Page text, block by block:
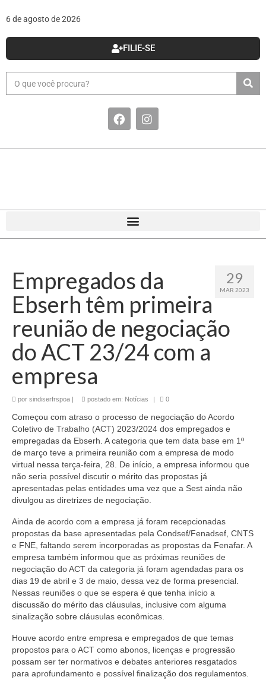
6 de agosto de 2026
FILIE-SE
29
MAR 2023
Empregados da
Ebserh têm primeira
reunião de negociação
do ACT 23/24 com a
empresa
por sindiserfrspoa | postado em: Notícias | 0
Começou com atraso o processo de negociação do Acordo
Coletivo de Trabalho (ACT) 2023/2024 dos empregados e
empregadas da Ebserh. A categoria que tem data base em 1º
de março teve a primeira reunião com a empresa de modo
virtual nessa terça-feira, 28. De início, a empresa informou que
não seria possível discutir o mérito das propostas já
apresentadas pelas entidades uma vez que a Sest ainda não
divulgou as diretrizes de negociação.
Ainda de acordo com a empresa já foram recepcionadas
propostas da base apresentadas pela Condsef/Fenadsef, CNTS
e FNE, faltando serem incorporadas as propostas da Fenafar. A
empresa também informou que as próximas reuniões de
negociação do ACT da categoria já foram agendadas para os
dias 19 de abril e 3 de maio, dessa vez de forma presencial.
Nessas reuniões o que se espera é que tenha início a
discussão do mérito das cláusulas, inclusive com alguma
sinalização sobre cláusulas econômicas.
Houve acordo entre empresa e empregados de que temas
propostos para o ACT como abonos, licenças e progressão
possam ser ter normativos e debates anteriores resgatados
para aprofundamento e possível finalização dos regulamentos.